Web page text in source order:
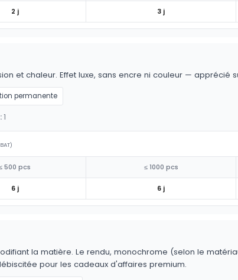
2 j 3 j
et chaleur. Effet luxe, sans encre ni couleur — apprécié
permanente
1
500 pcs ≤ 1000 pcs
6 j 6 j
la matière. Le rendu, monochrome (selon le
pour les cadeaux d'affaires premium.